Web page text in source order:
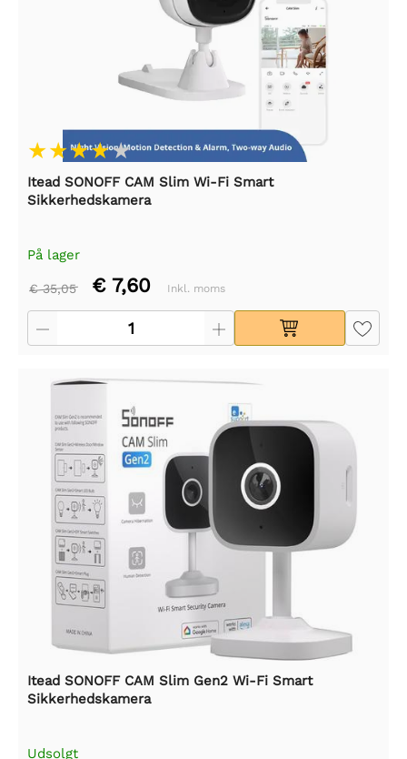
Itead SONOFF CAM Slim Wi-Fi Smart
Sikkerhedskamera
På lager
€ 35,05 € 7,60 Inkl. moms
Itead SONOFF CAM Slim Gen2 Wi-Fi Smart
Sikkerhedskamera
Udsolgt